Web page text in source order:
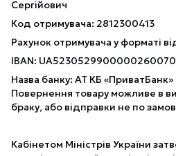
Сергійович
Код отримувача: 2812300413
Рахунок отримувача у форматі
IBAN:
Назва банку: АТ КБ «ПриватБанк»
Повернення товару можливе в
браку, або відправки не по
Кабінетом Міністрів України